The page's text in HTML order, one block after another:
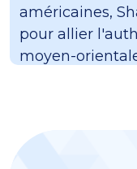
américaines,
pour allier
moyen-